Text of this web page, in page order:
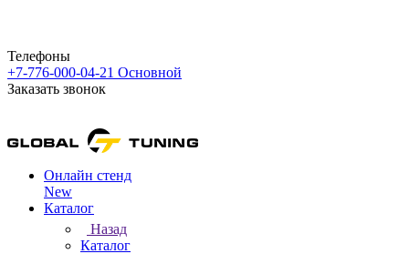
Телефоны
+7-776-000-04-21 Основной
Заказать звонок
Онлайн стенд
New
Каталог
Назад
Каталог